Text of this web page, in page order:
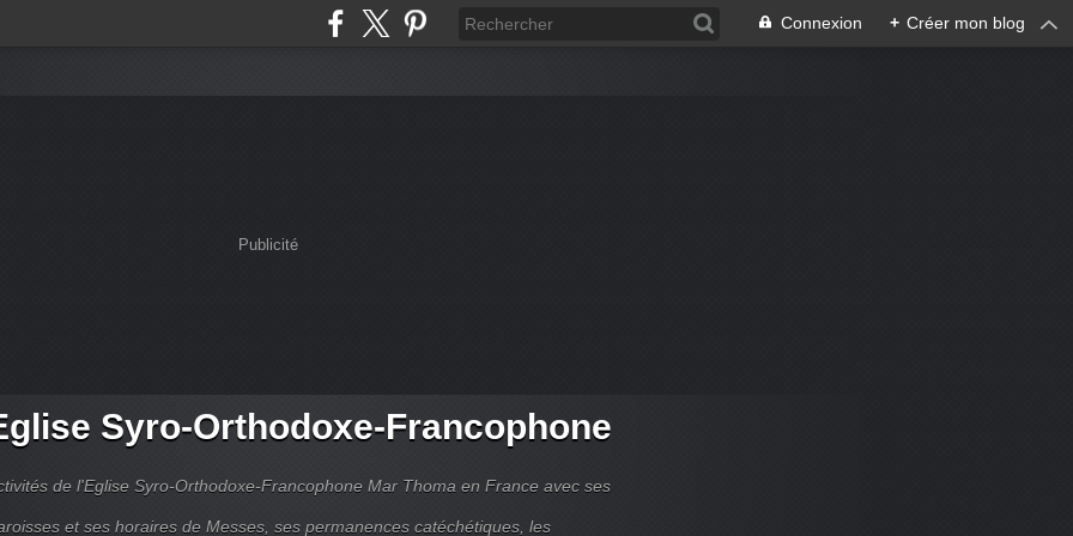
Connexion + Créer mon blog
Publicité
Syro-Orthodoxe-Francophone
de l'Eglise Syro-Orthodoxe-Francophone Mar Thoma en France avec ses
et ses horaires de Messes, ses permanences catéchétiques, les